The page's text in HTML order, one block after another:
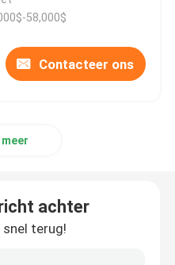
58,000$
Contacteer ons
achter
snel terug!